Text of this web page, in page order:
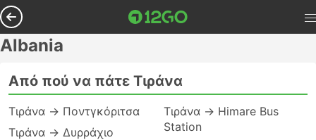
Albania
Από πού να πάτε Τιράνα
Τιράνα → Ποντγκόριτσα
Τιράνα → Δυρράχιο
Τιράνα → Himare Bus
Station